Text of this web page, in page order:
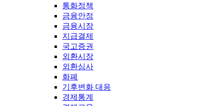
통화정책
금융안정
금융시장
지급결제
국고증권
외환시장
외환심사
화폐
기후변화 대응
경제통계